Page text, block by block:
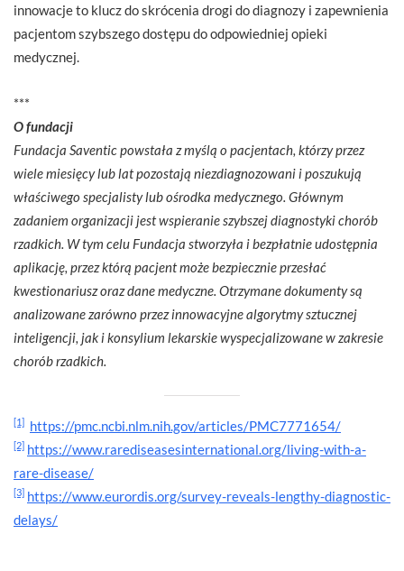
innowacje to klucz do skrócenia drogi do diagnozy i zapewnienia
pacjentom szybszego dostępu do odpowiedniej opieki
medycznej.
***
O fundacji
Fundacja Saventic powstała z myślą o pacjentach, którzy przez
wiele miesięcy lub lat pozostają niezdiagnozowani i poszukują
właściwego specjalisty lub ośrodka medycznego. Głównym
zadaniem organizacji jest wspieranie szybszej diagnostyki chorób
rzadkich. W tym celu Fundacja stworzyła i bezpłatnie udostępnia
aplikację, przez którą pacjent może bezpiecznie przesłać
kwestionariusz oraz dane medyczne. Otrzymane dokumenty są
analizowane zarówno przez innowacyjne algorytmy sztucznej
inteligencji, jak i konsylium lekarskie wyspecjalizowane w zakresie
chorób rzadkich.
[1] https://pmc.ncbi.nlm.nih.gov/articles/PMC7771654/
[2] https://www.rarediseasesinternational.org/living-with-a-
rare-disease/
[3] https://www.eurordis.org/survey-reveals-lengthy-diagnostic-
delays/